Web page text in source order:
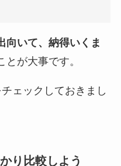
向いて、納得いくま
とが大事です。
ェックしておきまし
り比較しよう